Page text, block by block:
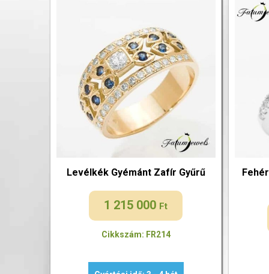
Levélkék Gyémánt Zafír Gyűrű
1 215 000 Ft
Cikkszám: FR214